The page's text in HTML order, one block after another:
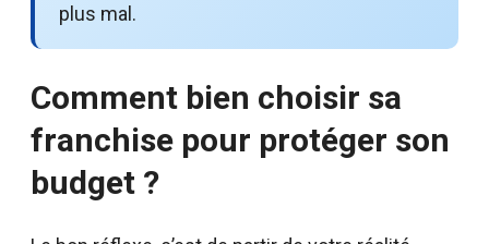
plus mal.
Comment bien choisir sa
franchise pour protéger son
budget ?